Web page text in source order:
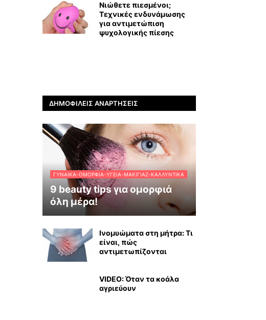
Νιώθετε πιεσμένοι;
Τεχνικές ενδυνάμωσης
για αντιμετώπιση
ψυχολογικής πίεσης
ΔΗΜΟΦΙΛΕΊΣ ΑΝΑΡΤΉΣΕΙΣ
ΓΥΝΑΊΚΑ-ΟΜΟΡΦΙΆ-ΥΓΕΊΑ-ΜΑΚΙΓΙΆΖ-ΚΑΛΛΥΝΤΙΚΆ
9 beauty tips για ομορφιά
όλη μέρα!
Ινομυώματα στη μήτρα: Τι
είναι, πώς
αντιμετωπίζονται
VIDEO: Όταν τα κοάλα
αγριεύουν